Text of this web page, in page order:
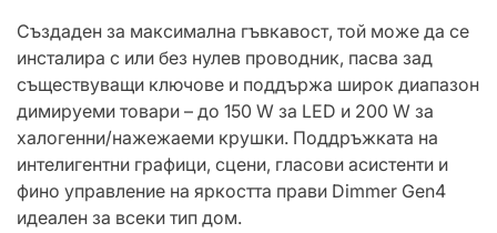
Създаден за максимална гъвкавост, той може да се
инсталира с или без нулев проводник, пасва зад
съществуващи ключове и поддържа широк диапазон
димируеми товари – до 150 W за LED и 200 W за
халогенни/нажежаеми крушки. Поддръжката на
интелигентни графици, сцени, гласови асистенти и
фино управление на яркостта прави Dimmer Gen4
идеален за всеки тип дом.